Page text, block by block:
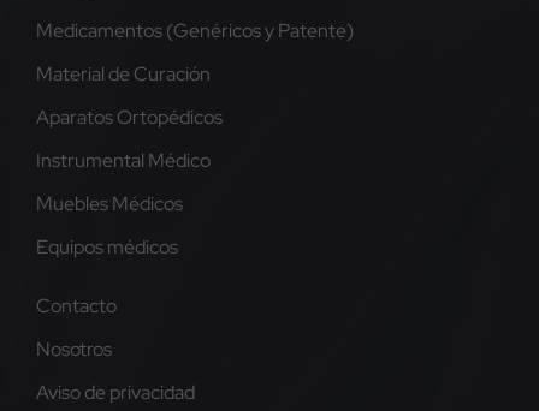
Medicamentos (Genéricos y Patente)
Material de Curación
Aparatos Ortopédicos
Instrumental Médico
Muebles Médicos
Equipos médicos
Contacto
Nosotros
Aviso de privacidad